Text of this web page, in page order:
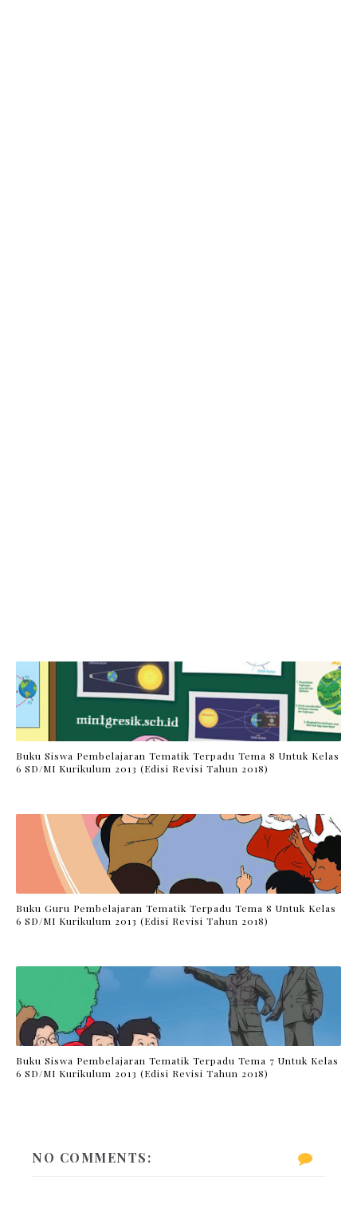
Buku Siswa Pembelajaran Tematik Terpadu Tema 8 Untuk Kelas
6 SD/MI Kurikulum 2013 (Edisi Revisi Tahun 2018)
Buku Guru Pembelajaran Tematik Terpadu Tema 8 Untuk Kelas
6 SD/MI Kurikulum 2013 (Edisi Revisi Tahun 2018)
Buku Siswa Pembelajaran Tematik Terpadu Tema 7 Untuk Kelas
6 SD/MI Kurikulum 2013 (Edisi Revisi Tahun 2018)
NO COMMENTS: